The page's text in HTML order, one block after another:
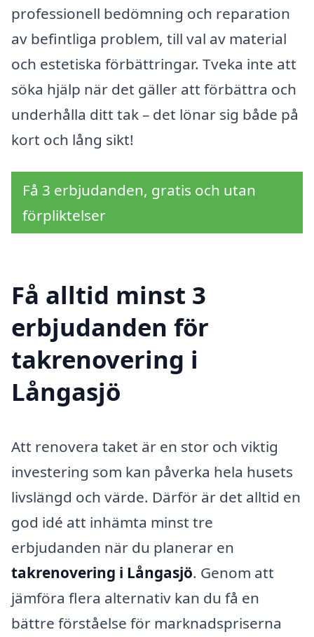
professionell bedömning och reparation
av befintliga problem, till val av material
och estetiska förbättringar. Tveka inte att
söka hjälp när det gäller att förbättra och
underhålla ditt tak – det lönar sig både på
kort och lång sikt!
Få 3 erbjudanden, gratis och utan
förpliktelser
Få alltid minst 3
erbjudanden för
takrenovering i
Långasjö
Att renovera taket är en stor och viktig
investering som kan påverka hela husets
livslängd och värde. Därför är det alltid en
god idé att inhämta minst tre
erbjudanden när du planerar en
takrenovering i Långasjö. Genom att
jämföra flera alternativ kan du få en
bättre förståelse för marknadspriserna